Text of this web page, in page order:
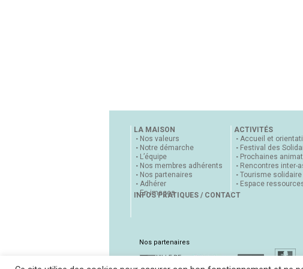
LA MAISON
Nos valeurs
Notre démarche
L’équipe
Nos membres adhérents
Nos partenaires
Adhérer
En images
ACTIVITÉS
Accueil et
Festival des
Prochaines
Rencontres inter-
Tourisme solidaire
Espace
INFOS PRATIQUES / CONTACT
Nos partenaires